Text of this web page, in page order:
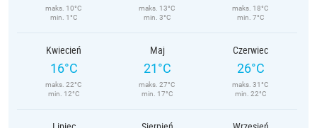
maks. 10°C
min. 1°C
maks. 13°C
min. 3°C
maks. 18°C
min. 7°C
Kwiecień
16°C
maks. 22°C
min. 12°C
Maj
21°C
maks. 27°C
min. 17°C
Czerwiec
26°C
maks. 31°C
min. 22°C